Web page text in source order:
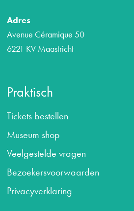
Adres
Avenue Céramique 50
6221 KV Maastricht
Praktisch
Tickets bestellen
Museum shop
Veelgestelde vragen
Bezoekersvoorwaarden
Privacyverklaring